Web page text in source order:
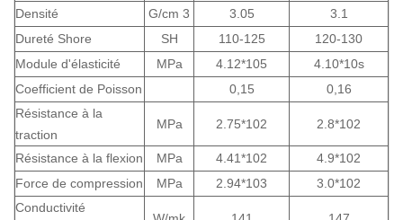
Densité
G/cm 3 3.05
3.1
Dureté Shore
SH 110-125
120-130
Module d'élasticité
MPa 4.12*105
4.10*10s
Coefficient de Poisson
0,15
0,16
Résistance à la
traction
MPa 2.75*102 2.8*102
Résistance à la flexion MPa 4.41*102
4.9*102
Force de compression
MPa 2.94*103
3.0*102
Conductivité